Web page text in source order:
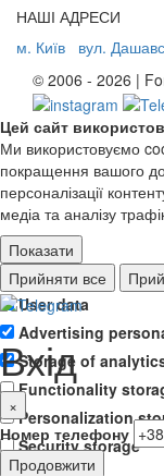
НАШІ АДРЕСИ
м. Київ
вул.
© 2006 - 2026 |
Цей сайт
Ми використовуємо
покращення вашого
персоналізації
медіа та аналізу
Показати
Ad storage
User data
Advertising
Storage of
Functionality
Personalization
Security storage
Прийняти все
Вхід
×
Номер телефону
Продовжити